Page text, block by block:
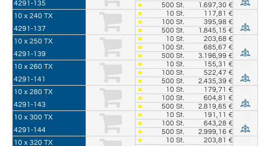
4291-135
500 St.
1.697,30 €
10 x 240 TX
4291-137
10 St.
117,81 €
100 St.
395,98 €
500 St.
1.845,15 €
10 x 250 TX
4291-139
10 St.
203,68 €
100 St.
685,67 €
500 St.
3.196,99 €
10 x 260 TX
4291-141
10 St.
155,31 €
100 St.
522,47 €
500 St.
2.435,39 €
10 x 280 TX
4291-143
10 St.
179,71 €
100 St.
604,81 €
500 St.
2.819,65 €
10 x 300 TX
4291-144
10 St.
191,11 €
100 St.
643,28 €
500 St.
2.999,16 €
10 x 320 TX
10 St.
203,81 €